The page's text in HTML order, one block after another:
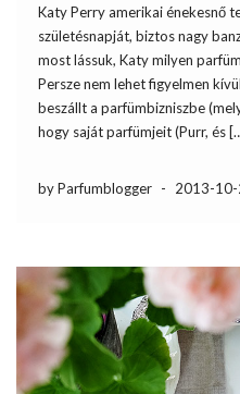
Katy Perry amerikai énekesnő
születésnapját, biztos nagy
most lássuk, Katy milyen
Persze nem lehet figyelmen
beszállt a parfümbizniszbe
hogy saját parfümjeit (Purr, és
by Parfumblogger - 2013-10-